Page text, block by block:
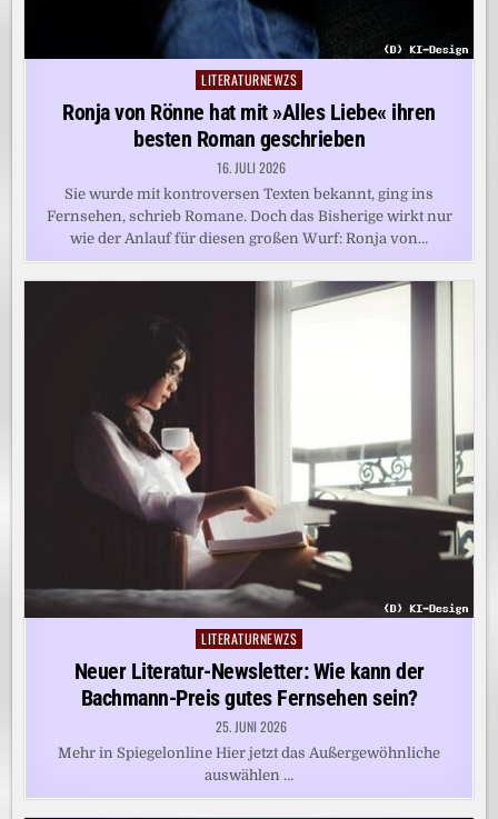
Posted
LITERATURNEWZS
Ronja von Rönne hat mit »Alles Liebe« ihren
besten Roman geschrieben
16. JULI 2026
Sie wurde mit kontroversen Texten bekannt, ging ins
Fernsehen, schrieb Romane. Doch das Bisherige wirkt nur
wie der Anlauf für diesen großen Wurf: Ronja von…
Posted
LITERATURNEWZS
Neuer Literatur-Newsletter: Wie kann der
Bachmann-Preis gutes Fernsehen sein?
25. JUNI 2026
Mehr in Spiegelonline Hier jetzt das Außergewöhnliche
auswählen …